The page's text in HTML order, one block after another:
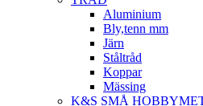
Aluminium
Bly,tenn mm
Järn
Ståltråd
Koppar
Mässing
K&S SMÅ